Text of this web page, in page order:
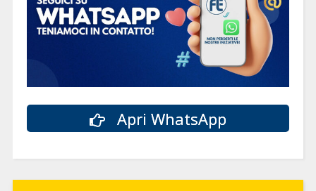
Apri WhatsApp